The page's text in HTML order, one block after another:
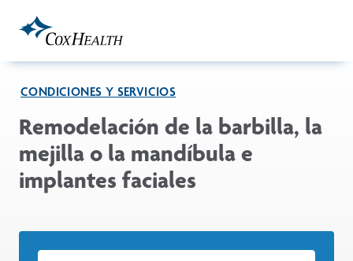
CONDICIONES Y SERVICIOS
Remodelación de la barbilla, la
mejilla o la mandíbula e
implantes faciales